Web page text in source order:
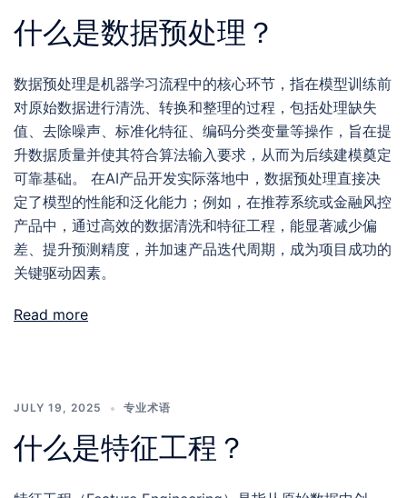
什么是数据预处理？
数据预处理是机器学习流程中的核心环节，指在模型训练前
对原始数据进行清洗、转换和整理的过程，包括处理缺失
值、去除噪声、标准化特征、编码分类变量等操作，旨在提
升数据质量并使其符合算法输入要求，从而为后续建模奠定
可靠基础。 在AI产品开发实际落地中，数据预处理直接决
定了模型的性能和泛化能力；例如，在推荐系统或金融风控
产品中，通过高效的数据清洗和特征工程，能显著减少偏
差、提升预测精度，并加速产品迭代周期，成为项目成功的
关键驱动因素。
Read more
JULY 19, 2025 专业术语
什么是特征工程？